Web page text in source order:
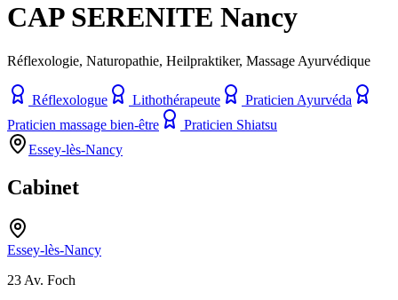
CAP SERENITE Nancy
Réflexologie, Naturopathie, Heilpraktiker, Massage Ayurvédique
Réflexologue Lithothérapeute
Praticien Ayurvéda
Praticien massage bien-être
Praticien Shiatsu
Essey-lès-Nancy
Cabinet
Essey-lès-Nancy
23 Av. Foch